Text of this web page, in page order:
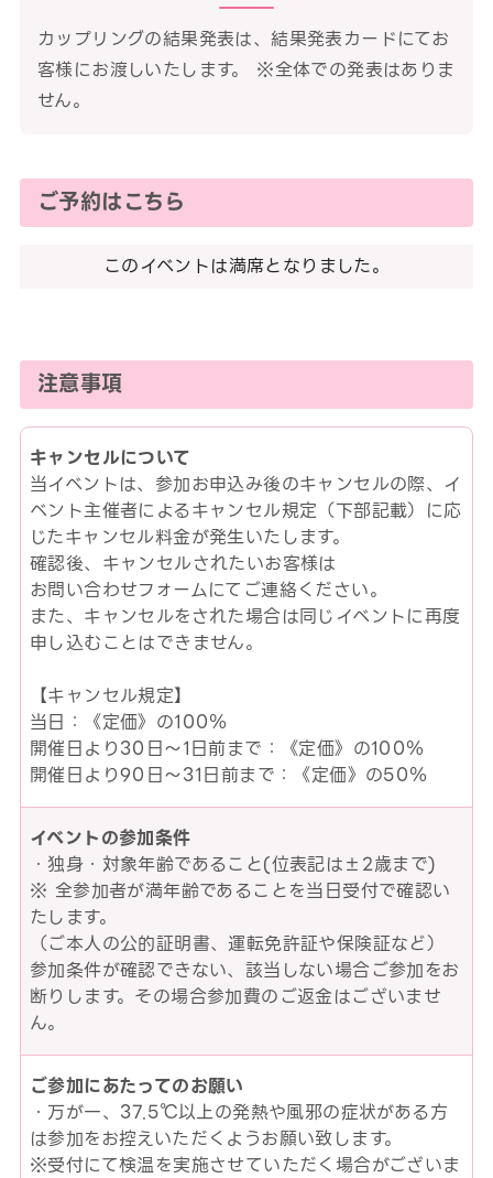
カップリングの結果発表は、結果発表カードにてお
客様にお渡しいたします。 ※全体での発表はありま
せん。
ご予約はこちら
このイベントは満席となりました。
注意事項
キャンセルについて
当イベントは、参加お申込み後のキャンセルの際、イ
ベント主催者によるキャンセル規定（下部記載）に応
じたキャンセル料金が発生いたします。
確認後、キャンセルされたいお客様は
お問い合わせフォームにてご連絡ください。
また、キャンセルをされた場合は同じイベントに再度
申し込むことはできません。
【キャンセル規定】
当日：《定価》の100％
開催日より30日～1日前まで：《定価》の100％
開催日より90日～31日前まで：《定価》の50％
イベントの参加条件
・独身・対象年齢であること(位表記は±2歳まで)
※ 全参加者が満年齢であることを当日受付で確認い
たします。
（ご本人の公的証明書、運転免許証や保険証など）
参加条件が確認できない、該当しない場合ご参加をお
断りします。その場合参加費のご返金はございませ
ん。
ご参加にあたってのお願い
・万が一、37.5℃以上の発熱や風邪の症状がある方
は参加をお控えいただくようお願い致します。
※受付にて検温を実施させていただく場合がございま